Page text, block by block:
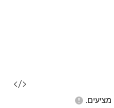
מציעים.